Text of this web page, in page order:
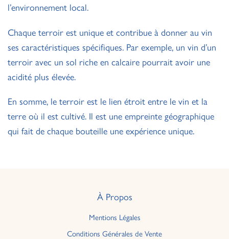
l’environnement local.
Chaque terroir est unique et contribue à donner au vin
ses caractéristiques spécifiques. Par exemple, un vin d’un
terroir avec un sol riche en calcaire pourrait avoir une
acidité plus élevée.
En somme, le terroir est le lien étroit entre le vin et la
terre où il est cultivé. Il est une empreinte géographique
qui fait de chaque bouteille une expérience unique.
À Propos
Mentions Légales
Conditions Générales de Vente